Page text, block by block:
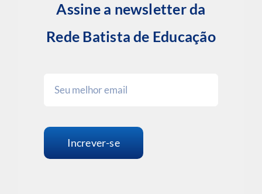
Assine a newsletter da
Rede Batista de Educação
Increver-se